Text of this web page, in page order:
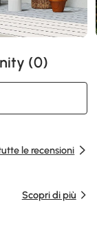
(0)
le recensioni
Scopri di più